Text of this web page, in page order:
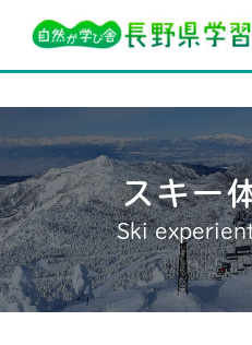
HOME 松本城
スキー
Ski